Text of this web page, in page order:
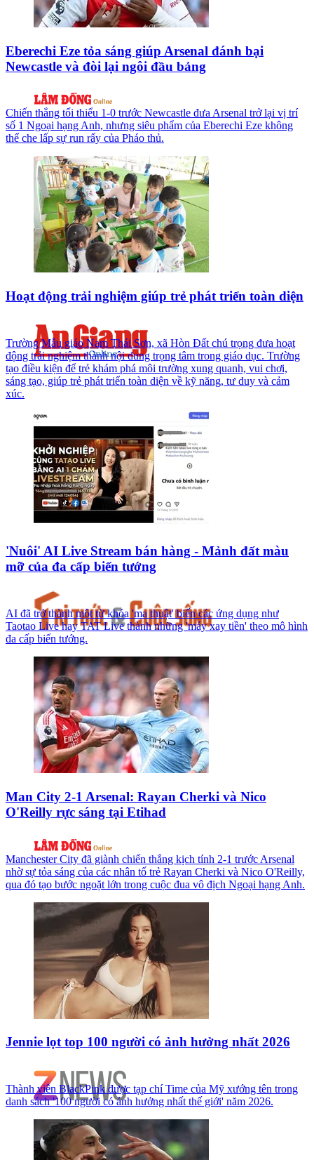
Eberechi Eze tỏa sáng giúp Arsenal đánh bại
Newcastle và đòi lại ngôi đầu bảng
Chiến thắng tối thiểu 1-0 trước Newcastle đưa Arsenal trở lại vị trí
số 1 Ngoại hạng Anh, nhưng siêu phẩm của Eberechi Eze không
thể che lấp sự run rẩy của Pháo thủ.
Hoạt động trải nghiệm giúp trẻ phát triển toàn diện
Trường Mẫu giáo Nam Thái Sơn, xã Hòn Đất chú trọng đưa hoạt
động trải nghiệm thành nội dung trọng tâm trong giáo dục. Trường
tạo điều kiện để trẻ khám phá môi trường xung quanh, vui chơi,
sáng tạo, giúp trẻ phát triển toàn diện về kỹ năng, tư duy và cảm
xúc.
'Nuôi' AI Live Stream bán hàng - Mảnh đất màu
mỡ của đa cấp biến tướng
AI đã trở thành một từ khóa 'ma thuật' biến các ứng dụng như
Taotao Live hay TAT Live thành những 'máy xay tiền' theo mô hình
đa cấp biến tướng.
Man City 2-1 Arsenal: Rayan Cherki và Nico
O'Reilly rực sáng tại Etihad
Manchester City đã giành chiến thắng kịch tính 2-1 trước Arsenal
nhờ sự tỏa sáng của các nhân tố trẻ Rayan Cherki và Nico O'Reilly,
qua đó tạo bước ngoặt lớn trong cuộc đua vô địch Ngoại hạng Anh.
Jennie lọt top 100 người có ảnh hưởng nhất 2026
Thành viên BlackPink được tạp chí Time của Mỹ xướng tên trong
danh sách '100 người có ảnh hưởng nhất thế giới' năm 2026.